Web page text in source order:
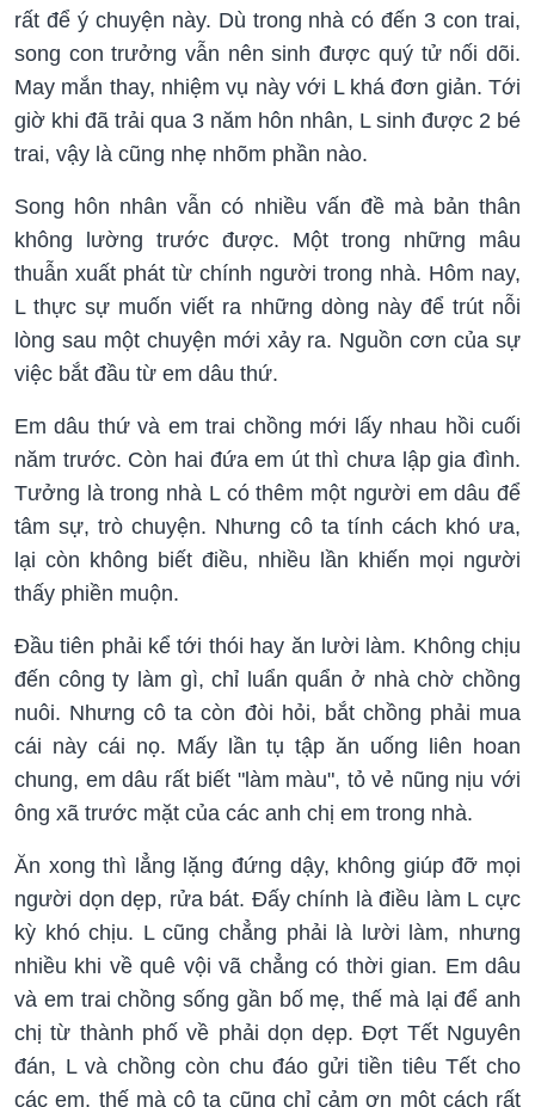
rất để ý chuyện này. Dù trong nhà có đến 3 con trai,
song con trưởng vẫn nên sinh được quý tử nối dõi.
May mắn thay, nhiệm vụ này với L khá đơn giản. Tới
giờ khi đã trải qua 3 năm hôn nhân, L sinh được 2 bé
trai, vậy là cũng nhẹ nhõm phần nào.
Song hôn nhân vẫn có nhiều vấn đề mà bản thân
không lường trước được. Một trong những mâu
thuẫn xuất phát từ chính người trong nhà. Hôm nay,
L thực sự muốn viết ra những dòng này để trút nỗi
lòng sau một chuyện mới xảy ra. Nguồn cơn của sự
việc bắt đầu từ em dâu thứ.
Em dâu thứ và em trai chồng mới lấy nhau hồi cuối
năm trước. Còn hai đứa em út thì chưa lập gia đình.
Tưởng là trong nhà L có thêm một người em dâu để
tâm sự, trò chuyện. Nhưng cô ta tính cách khó ưa,
lại còn không biết điều, nhiều lần khiến mọi người
thấy phiền muộn.
Đầu tiên phải kể tới thói hay ăn lười làm. Không chịu
đến công ty làm gì, chỉ luẩn quẩn ở nhà chờ chồng
nuôi. Nhưng cô ta còn đòi hỏi, bắt chồng phải mua
cái này cái nọ. Mấy lần tụ tập ăn uống liên hoan
chung, em dâu rất biết "làm màu", tỏ vẻ nũng nịu với
ông xã trước mặt của các anh chị em trong nhà.
Ăn xong thì lẳng lặng đứng dậy, không giúp đỡ mọi
người dọn dẹp, rửa bát. Đấy chính là điều làm L cực
kỳ khó chịu. L cũng chẳng phải là lười làm, nhưng
nhiều khi về quê vội vã chẳng có thời gian. Em dâu
và em trai chồng sống gần bố mẹ, thế mà lại để anh
chị từ thành phố về phải dọn dẹp. Đợt Tết Nguyên
đán, L và chồng còn chu đáo gửi tiền tiêu Tết cho
các em, thế mà cô ta cũng chỉ cảm ơn một cách rất